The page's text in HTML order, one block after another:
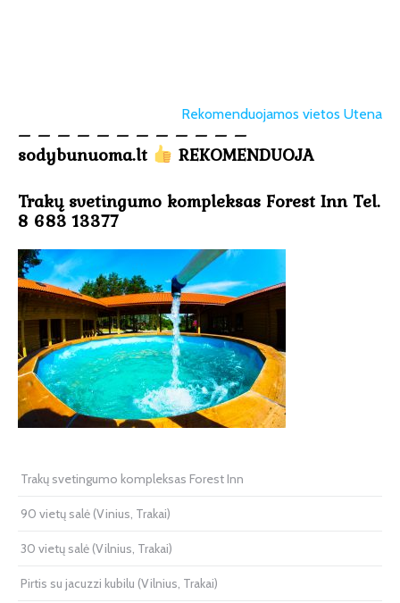
Rekomenduojamos vietos Utena
– – – – – – – – – – – –
sodybunuoma.lt
REKOMENDUOJA
Trakų svetingumo kompleksas Forest Inn Tel.
8 683 13377
Trakų svetingumo kompleksas Forest Inn
90 vietų salė (Vinius, Trakai)
30 vietų salė (Vilnius, Trakai)
Pirtis su jacuzzi kubilu (Vilnius, Trakai)